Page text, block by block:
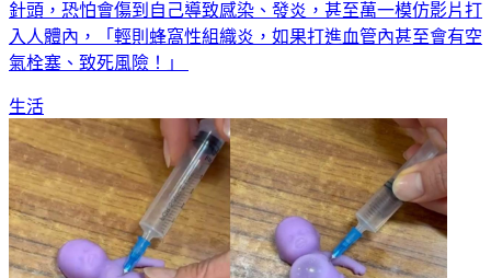
針頭，恐怕會傷到自己導致感染、發炎，甚至萬一模仿影片打
入人體內，「輕則蜂窩性組織炎，如果打進血管內甚至會有空
氣栓塞、致死風險！」
生活